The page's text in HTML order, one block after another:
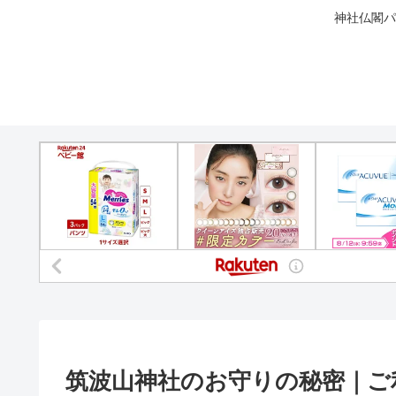
神社仏閣
筑波山神社のお守りの秘密｜